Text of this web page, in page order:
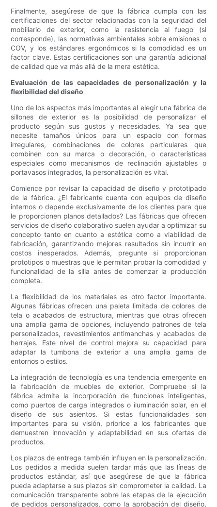
Finalmente, asegúrese de que la fábrica cumpla con las
certificaciones del sector relacionadas con la seguridad del
mobiliario de exterior, como la resistencia al fuego (si
corresponde), las normativas ambientales sobre emisiones o
COV, y los estándares ergonómicos si la comodidad es un
factor clave. Estas certificaciones son una garantía adicional
de calidad que va más allá de la mera estética.
Evaluación de las capacidades de personalización y la
flexibilidad del diseño
Uno de los aspectos más importantes al elegir una fábrica de
sillones de exterior es la posibilidad de personalizar el
producto según sus gustos y necesidades. Ya sea que
necesite tamaños únicos para un espacio con formas
irregulares, combinaciones de colores particulares que
combinen con su marca o decoración, o características
especiales como mecanismos de reclinación ajustables o
portavasos integrados, la personalización es vital.
Comience por revisar la capacidad de diseño y prototipado
de la fábrica. ¿El fabricante cuenta con equipos de diseño
internos o depende exclusivamente de los clientes para que
le proporcionen planos detallados? Las fábricas que ofrecen
servicios de diseño colaborativo suelen ayudar a optimizar su
concepto tanto en cuanto a estética como a viabilidad de
fabricación, garantizando mejores resultados sin incurrir en
costos inesperados. Además, pregunte si proporcionan
prototipos o muestras que le permitan probar la comodidad y
funcionalidad de la silla antes de comenzar la producción
completa.
La flexibilidad de los materiales es otro factor importante.
Algunas fábricas ofrecen una paleta limitada de colores de
tela o acabados de estructura, mientras que otras ofrecen
una amplia gama de opciones, incluyendo patrones de tela
personalizados, revestimientos antimanchas y acabados de
herrajes. Este nivel de control mejora su capacidad para
adaptar la tumbona de exterior a una amplia gama de
entornos o estilos.
La integración de tecnología es una tendencia emergente en
la fabricación de muebles de exterior. Compruebe si la
fábrica admite la incorporación de funciones inteligentes,
como puertos de carga integrados o iluminación solar, en el
diseño de sus asientos. Si estas funcionalidades son
importantes para su visión, priorice a los fabricantes que
demuestren innovación y adaptabilidad en sus ofertas de
productos.
Los plazos de entrega también influyen en la personalización.
Los pedidos a medida suelen tardar más que las líneas de
productos estándar, así que asegúrese de que la fábrica
pueda adaptarse a sus plazos sin comprometer la calidad. La
comunicación transparente sobre las etapas de la ejecución
de pedidos personalizados, como la aprobación del diseño,